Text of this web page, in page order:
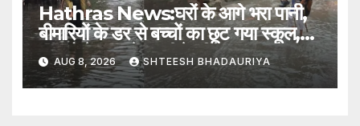
Hathras News:घरों के आगे भरा पानी,
बीमारियों के डर से बच्चों का छूट गया स्कूल,
मकानो में घुस रहे जहरीले कीड़े – Water
Filled In The Street Of Village
Baghana
AUG 8, 2026 SHTEESH BHADAURIYA